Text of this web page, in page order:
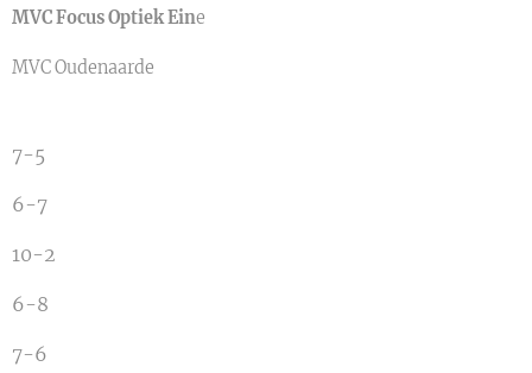
MVC Focus Optiek Eine
MVC Oudenaarde
7-5
6-7
10-2
6-8
7-6